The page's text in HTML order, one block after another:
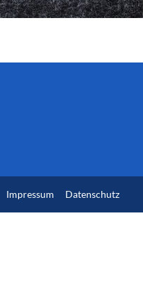
Impressum Datenschutz